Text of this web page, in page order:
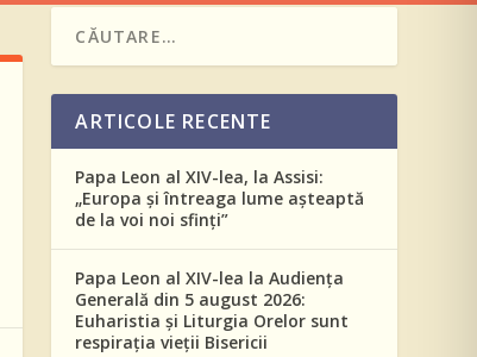
ARTICOLE RECENTE
Papa Leon al XIV-lea, la Assisi:
„Europa și întreaga lume așteaptă
de la voi noi sfinți”
Papa Leon al XIV-lea la Audiența
Generală din 5 august 2026:
Euharistia și Liturgia Orelor sunt
respirația vieții Bisericii